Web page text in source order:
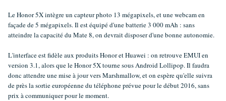
Le Honor 5X intègre un capteur photo 13 mégapixels, et une webcam en
façade de 5 mégapixels. Il est équipé d'une batterie 3 000 mAh : sans
atteindre la capacité du Mate 8, on devrait disposer d'une bonne autonomie.
L'interface est fidèle aux produits Honor et Huawei : on retrouve EMUI en
version 3.1, alors que le Honor 5X tourne sous Android Lollipop. Il faudra
donc attendre une mise à jour vers Marshmallow, et on espère qu'elle suivra
de près la sortie européenne du téléphone prévue pour le début 2016, sans
prix à communiquer pour le moment.